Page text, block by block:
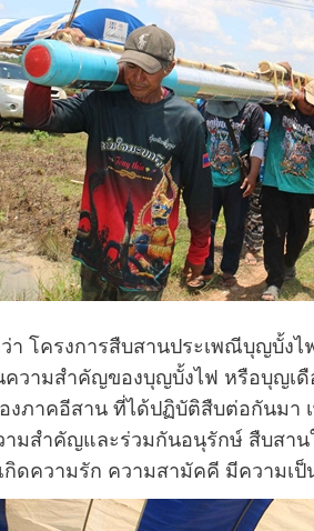
า โครงการสืบสานประเพณีบุญบั้งไ
วามสำคัญของบุญบั้งไฟ หรือบุญเดื
ภาคอีสาน ที่ได้ปฏิบัติสืบต่อกันมา
ามสำคัญและร่วมกันอนุรักษ์ สืบสา
กิดความรัก ความสามัคคี มีความเ